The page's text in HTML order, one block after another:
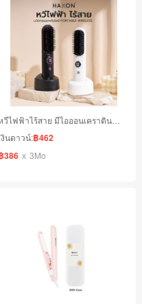
หวีไฟฟ้าไร้สาย มีไอออนเคราตินบำรุงผม ร้อนเร็ว ซี่หวีเคลือบไม่ลวกมือ
งินดาวน์:฿462
386 x 3Mo